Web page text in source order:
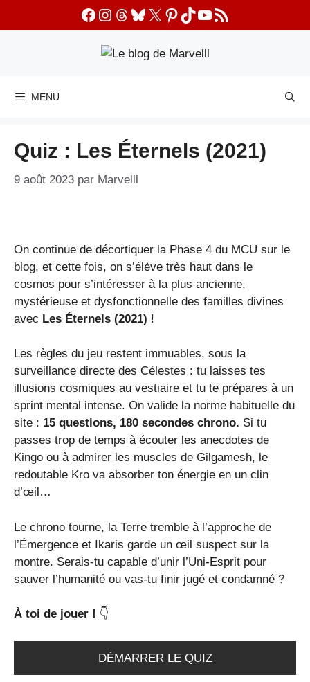
Facebook
Instagram
Threads
Bluesky
X Pinterest
TikTok
YouTube
Flux RSS
MENU
Quiz : Les Éternels (2021)
9 août 2023 par Marvelll
On continue de décortiquer la Phase 4 du MCU sur le
blog, et cette fois, on s’élève très haut dans le
cosmos pour s’intéresser à la plus ancienne,
mystérieuse et dysfonctionnelle des familles divines
avec Les Éternels (2021) !
Les règles du jeu restent immuables, sous la
surveillance directe des Célestes : tu laisses tes
illusions cosmiques au vestiaire et tu te prépares à un
sprint mental intense. On valide la norme habituelle du
site : 15 questions, 180 secondes chrono. Si tu
passes trop de temps à écouter les anecdotes de
Kingo ou à admirer les muscles de Gilgamesh, le
redoutable Kro va absorber ton énergie en un clin
d’œil…
Le chrono tourne, la Terre tremble à l’approche de
l’Émergence et Ikaris garde un œil suspect sur la
montre. Serais-tu capable d’unir l’Uni-Esprit pour
sauver l’humanité ou vas-tu finir jugé et condamné ?
À toi de jouer ! 👇
DÉMARRER LE QUIZ